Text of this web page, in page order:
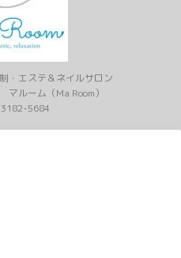
・エステ＆ネイルサロン
ルーム（Ma Room）
5684